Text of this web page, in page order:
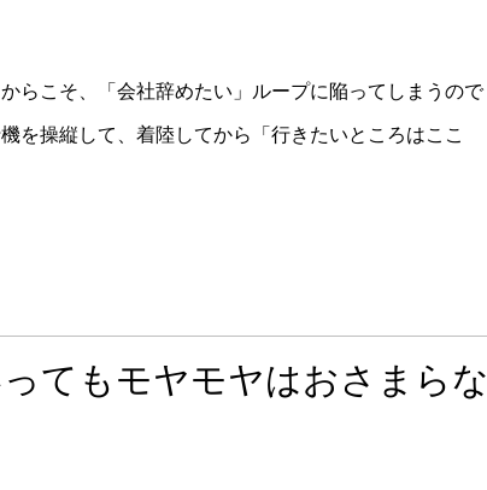
らこそ、「会社辞めたい」ループに陥ってしまうので
を操縦して、着陸してから「行きたいところはここ
てもモヤモヤはおさまらな